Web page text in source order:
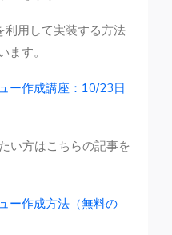
用して実装する方法
ます。
ー作成講座：10/23日
い方はこちらの記事を
ー作成方法（無料の